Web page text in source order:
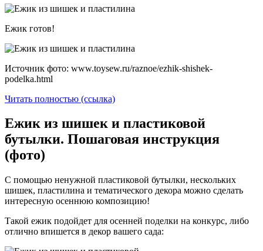
Ежик готов!
Источник фото: www.toysew.ru/raznoe/ezhik-shishek-
podelka.html
Читать полностью (ссылка)
Ежик из шишек и пластиковой
бутылки. Пошаговая инструкция
(фото)
С помощью ненужной пластиковой бутылки, нескольких
шишек, пластилина и тематического декора можно сделать
интересную осеннюю композицию!
Такой ежик подойдет для осенней поделки на конкурс, либо
отлично впишется в декор вашего сада: